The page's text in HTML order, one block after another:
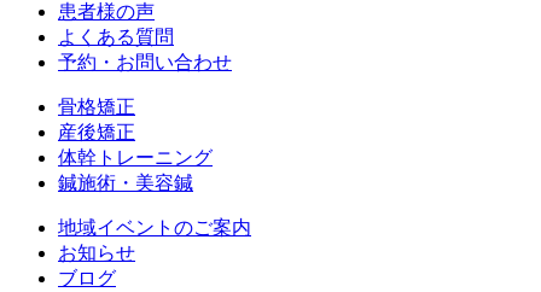
患者様の声
よくある質問
予約・お問い合わせ
骨格矯正
産後矯正
体幹トレーニング
鍼施術・美容鍼
地域イベントのご案内
お知らせ
ブログ